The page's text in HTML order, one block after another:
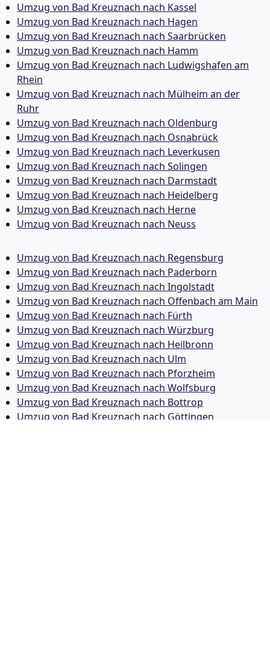
Umzug von Bad Kreuznach nach Kassel
Umzug von Bad Kreuznach nach Hagen
Umzug von Bad Kreuznach nach Saarbrücken
Umzug von Bad Kreuznach nach Hamm
Umzug von Bad Kreuznach nach Ludwigshafen am
Rhein
Umzug von Bad Kreuznach nach Mülheim an der
Ruhr
Umzug von Bad Kreuznach nach Oldenburg
Umzug von Bad Kreuznach nach Osnabrück
Umzug von Bad Kreuznach nach Leverkusen
Umzug von Bad Kreuznach nach Solingen
Umzug von Bad Kreuznach nach Darmstadt
Umzug von Bad Kreuznach nach Heidelberg
Umzug von Bad Kreuznach nach Herne
Umzug von Bad Kreuznach nach Neuss
Umzug von Bad Kreuznach nach Regensburg
Umzug von Bad Kreuznach nach Paderborn
Umzug von Bad Kreuznach nach Ingolstadt
Umzug von Bad Kreuznach nach Offenbach am Main
Umzug von Bad Kreuznach nach Fürth
Umzug von Bad Kreuznach nach Würzburg
Umzug von Bad Kreuznach nach Heilbronn
Umzug von Bad Kreuznach nach Ulm
Umzug von Bad Kreuznach nach Pforzheim
Umzug von Bad Kreuznach nach Wolfsburg
Umzug von Bad Kreuznach nach Bottrop
Umzug von Bad Kreuznach nach Göttingen